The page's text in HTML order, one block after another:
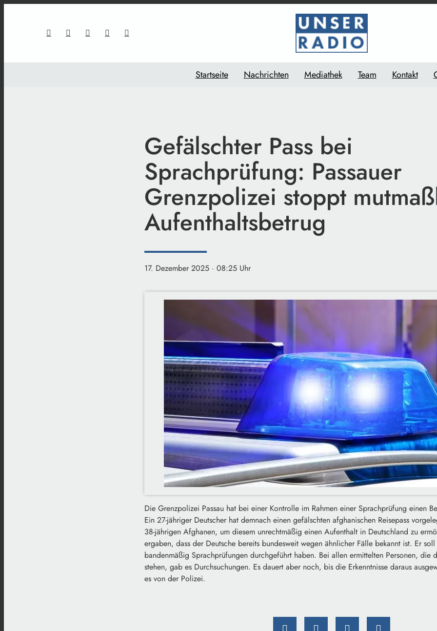
Startseite Nachrichten Mediathek Team Kontakt
Gefälschter Pass bei
Sprachprüfung: Passauer
Grenzpolizei stoppt
Aufenthaltsbetrug
17. Dezember 2025 · 08:25 Uhr
Die Grenzpolizei Passau hat bei einer Kontrolle im Rahmen einer Sprachprüfung einen
Ein 27-jähriger Deutscher hat demnach einen gefälschten afghanischen Reisepass
38-jährigen Afghanen, um diesem unrechtmäßig einen Aufenthalt in Deutschland zu
ergaben, dass der Deutsche bereits bundesweit wegen ähnlicher Fälle bekannt ist. Er
bandenmäßig Sprachprüfungen durchgeführt haben. Bei allen ermittelten Personen, die
stehen, gab es Durchsuchungen. Es dauert aber noch, bis die Erkenntnisse daraus
es von der Polizei.